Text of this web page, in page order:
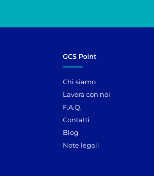
GCS Point
Chi siamo
Lavora con noi
F.A.Q.
Contatti
Blog
Note legali